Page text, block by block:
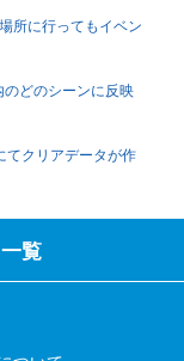
所に行ってもイベン
のどのシーンに反映
てクリアデータが作
覧